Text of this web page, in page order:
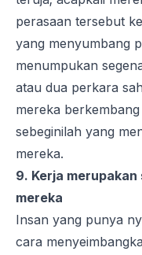
perasaan tersebut
yang menyumbang
menumpukan
atau dua perkara
mereka
sebeginilah yang
mereka.
9. Kerja
mereka
Insan yang punya
cara